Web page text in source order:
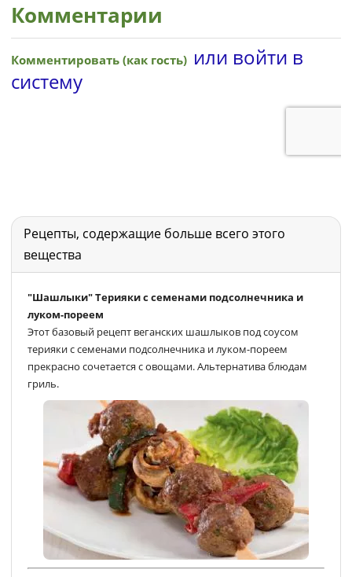
Комментарии
Рецепты, содержащие больше всего этого
вещества
"Шашлыки" Tерияки c семенами подсолнечника и
луком-пореем
Этот базовый рецепт веганских шашлыков под соусом
терияки с семенами подсолнечника и луком-пореем
прекрасно сочетается с овощами. Альтернатива блюдам
гриль.